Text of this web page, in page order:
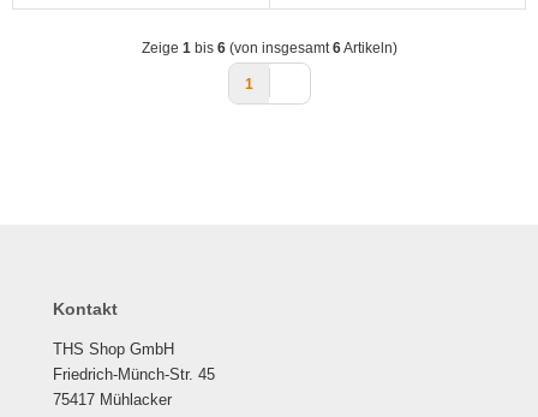
Zeige 1 bis 6(von insgesamt 6Artikeln)
1
Kontakt
THS Shop GmbH
Friedrich-Münch-Str. 45
75417 Mühlacker